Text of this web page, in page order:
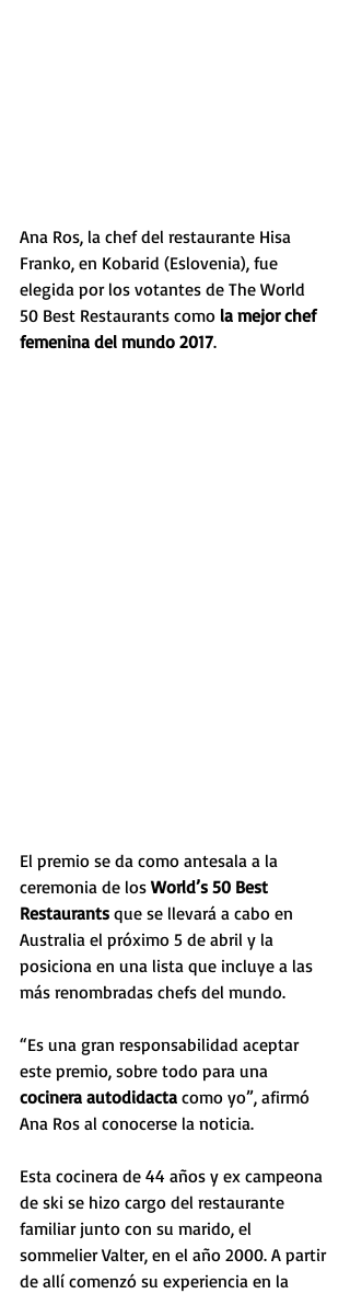
Ana Ros, la chef del restaurante Hisa
Franko, en Kobarid (Eslovenia), fue
elegida por los votantes de The World
50 Best Restaurants como la mejor chef
femenina del mundo 2017.
El premio se da como antesala a la
ceremonia de los World’s 50 Best
Restaurants que se llevará a cabo en
Australia el próximo 5 de abril y la
posiciona en una lista que incluye a las
más renombradas chefs del mundo.
“Es una gran responsabilidad aceptar
este premio, sobre todo para una
cocinera autodidacta como yo”, afirmó
Ana Ros al conocerse la noticia.
Esta cocinera de 44 años y ex campeona
de ski se hizo cargo del restaurante
familiar junto con su marido, el
sommelier Valter, en el año 2000. A partir
de allí comenzó su experiencia en la